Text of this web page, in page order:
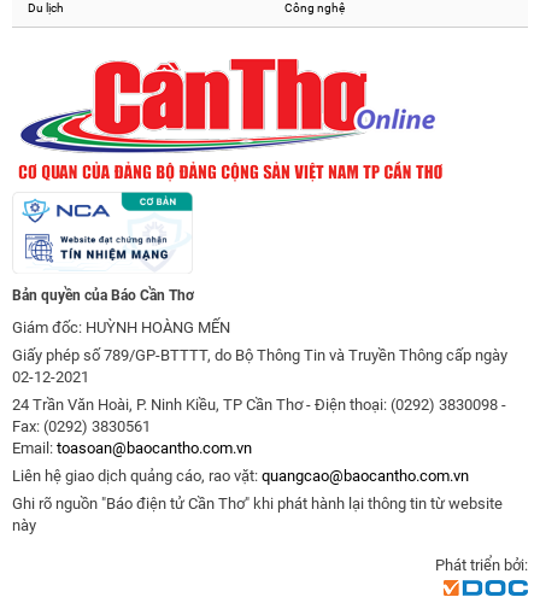
Du lịch Công nghệ
Bản quyền của Báo Cần Thơ
Giám đốc: HUỲNH HOÀNG MẾN
Giấy phép số 789/GP-BTTTT, do Bộ Thông Tin và Truyền Thông cấp ngày
02-12-2021
24 Trần Văn Hoài, P. Ninh Kiều, TP Cần Thơ - Điện thoại: (0292) 3830098 -
Fax: (0292) 3830561
Email: toasoan@baocantho.com.vn
Liên hệ giao dịch quảng cáo, rao vặt: quangcao@baocantho.com.vn
Ghi rõ nguồn "Báo điện tử Cần Thơ" khi phát hành lại thông tin từ website
này
Phát triển bởi: